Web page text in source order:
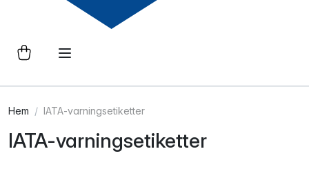
Hem IATA-varningsetiketter
IATA-varningsetiketter